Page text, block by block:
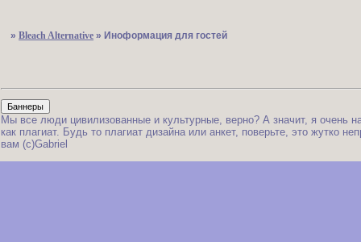
»Bleach Alternative » Иноформация для гостей
Мы все люди цивилизованные и культурные, верно? А значит, я очень
как плагиат. Будь то плагиат дизайна или анкет, поверьте, это жутко
вам (с)Gabriel